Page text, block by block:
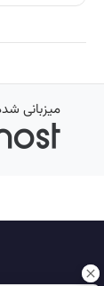
میزبانی